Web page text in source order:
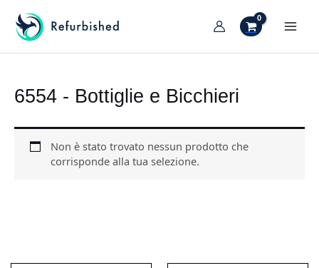
contenuto
6554 - Bottiglie e Bicchieri
Non è stato trovato nessun prodotto che
corrisponde alla tua selezione.
DISATTIVA
DISATTIVA